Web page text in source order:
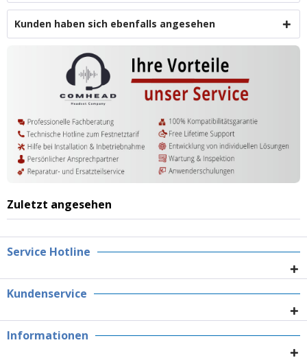
Kunden haben sich ebenfalls angesehen
Zuletzt angesehen
Service Hotline
Kundenservice
Informationen